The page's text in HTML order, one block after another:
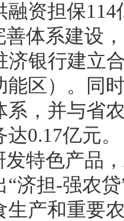
融资担保114
善体系建设
济银行建立
能区）。同
系，并与省
0.17亿元。
发特色产品
“济担-强农
生产和重要